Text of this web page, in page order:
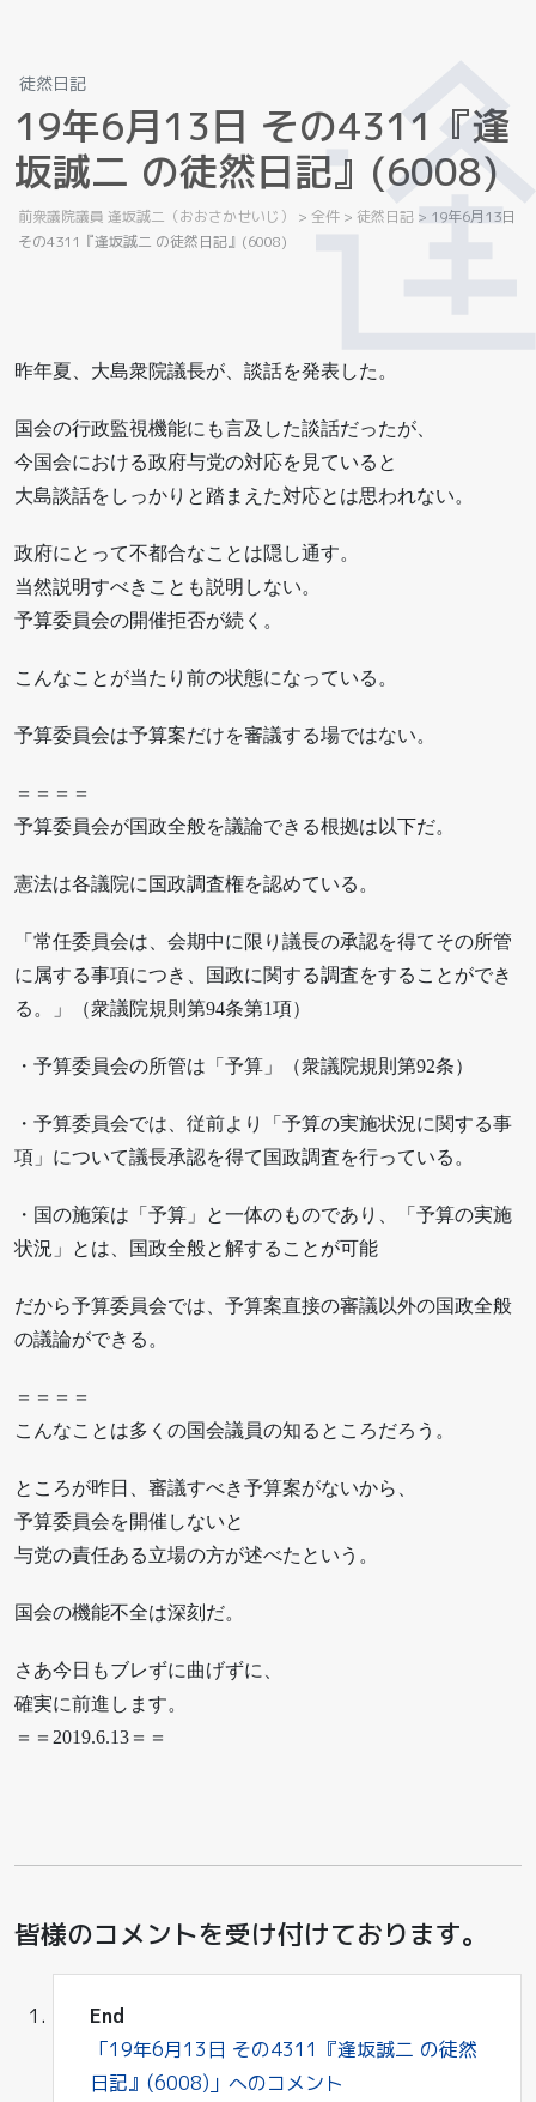
徒然日記
19年6月1 3日 その4311 『逢
坂誠二 の徒然日記』 (6008)
前衆議院議員 逢坂誠二（おおさかせいじ） > 全件 > 徒然日記 > 19年6月13日
その4311『逢坂誠二 の徒然日記』(6008)
昨年夏、大島衆院議長が、談話を発表した。
国会の行政監視機能にも言及した談話だったが、
今国会における政府与党の対応を見ていると
大島談話をしっかりと踏まえた対応とは思われない。
政府にとって不都合なことは隠し通す。
当然説明すべきことも説明しない。
予算委員会の開催拒否が続く。
こんなことが当たり前の状態になっている。
予算委員会は予算案だけを審議する場ではない。
＝＝＝＝
予算委員会が国政全般を議論できる根拠は以下だ。
憲法は各議院に国政調査権を認めている。
「常任委員会は、会期中に限り議長の承認を得てその所管
に属する事項につき、国政に関する調査をすることができ
る。」（衆議院規則第94条第1項）
・予算委員会の所管は「予算」（衆議院規則第92条）
・予算委員会では、従前より「予算の実施状況に関する事
項」について議長承認を得て国政調査を行っている。
・国の施策は「予算」と一体のものであり、「予算の実施
状況」とは、国政全般と解することが可能
だから予算委員会では、予算案直接の審議以外の国政全般
の議論ができる。
＝＝＝＝
こんなことは多くの国会議員の知るところだろう。
ところが昨日、審議すべき予算案がないから、
予算委員会を開催しないと
与党の責任ある立場の方が述べたという。
国会の機能不全は深刻だ。
さあ今日もブレずに曲げずに、
確実に前進します。
＝＝2019.6.13＝＝
皆様のコメントを受け付けております。
End
「19年6月13日 その4311『逢坂誠二 の徒然
日記』(6008)」へのコメント